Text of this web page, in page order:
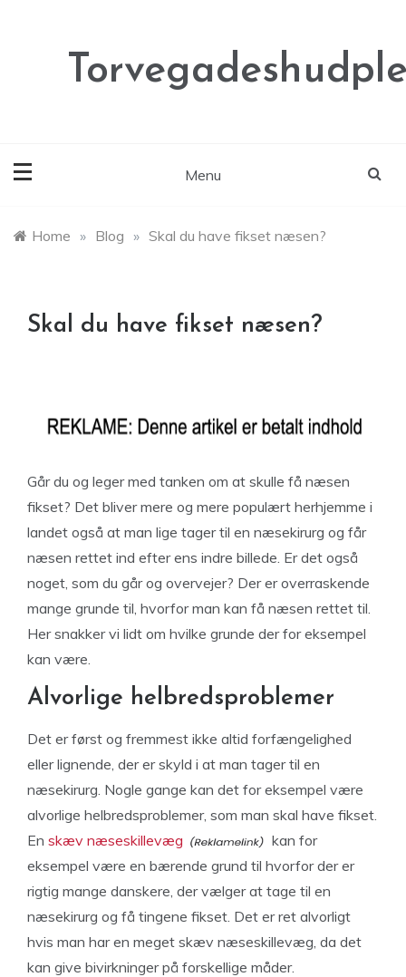
Menu
Home » Blog » Skal du have fikset næsen?
Skal du have fikset næsen?
Går du og leger med tanken om at skulle få næsen
fikset? Det bliver mere og mere populært herhjemme i
landet også at man lige tager til en næsekirurg og får
næsen rettet ind efter ens indre billede. Er det også
noget, som du går og overvejer? Der er overraskende
mange grunde til, hvorfor man kan få næsen rettet til.
Her snakker vi lidt om hvilke grunde der for eksempel
kan være.
Alvorlige helbredsproblemer
Det er først og fremmest ikke altid forfængelighed
eller lignende, der er skyld i at man tager til en
næsekirurg. Nogle gange kan det for eksempel være
alvorlige helbredsproblemer, som man skal have fikset.
En skæv næseskillevæg
kan for
eksempel være en bærende grund til hvorfor der er
rigtig mange danskere, der vælger at tage til en
næsekirurg og få tingene fikset. Det er ret alvorligt
hvis man har en meget skæv næseskillevæg, da det
kan give bivirkninger på forskellige måder.